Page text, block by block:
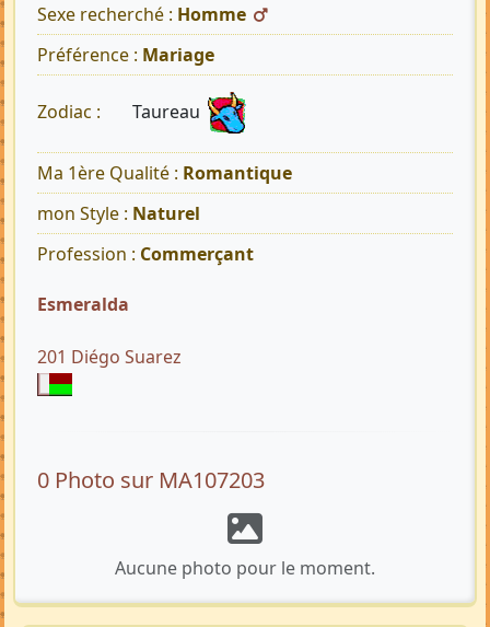
Sexe recherché : Homme
Préférence : Mariage
Zodiac : Taureau
Ma 1ère Qualité : Romantique
mon Style : Naturel
Profession : Commerçant
Esmeralda
201 Diégo Suarez
0 Photo sur MA107203
Aucune photo pour le moment.